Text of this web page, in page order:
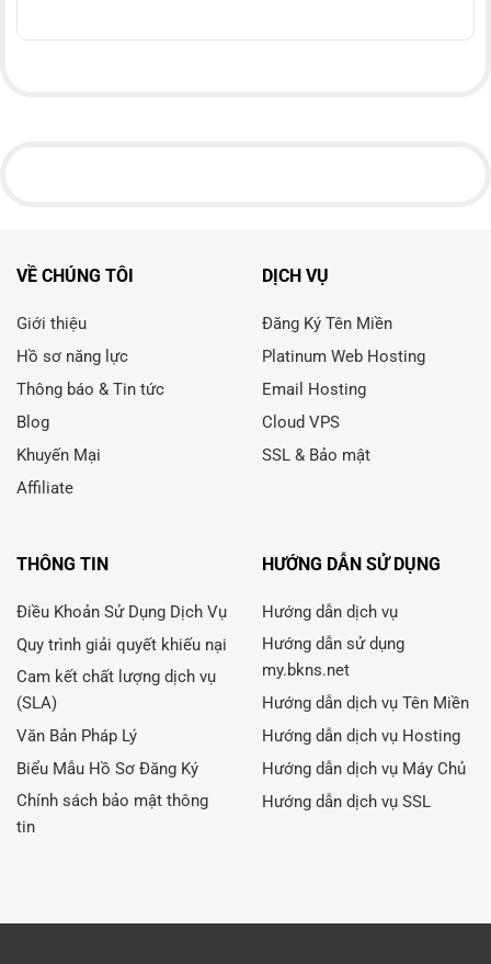
VỀ CHÚNG TÔI
Giới thiệu
Hồ sơ năng lực
Thông báo & Tin tức
Blog
Khuyến Mại
Affiliate
DỊCH VỤ
Đăng Ký Tên Miền
Platinum Web Hosting
Email Hosting
Cloud VPS
SSL & Bảo mật
THÔNG TIN
Điều Khoản Sử Dụng Dịch Vụ
Quy trình giải quyết khiếu nại
Cam kết chất lượng dịch vụ
(SLA)
Văn Bản Pháp Lý
Biểu Mẫu Hồ Sơ Đăng Ký
Chính sách bảo mật thông
tin
HƯỚNG DẪN SỬ DỤNG
Hướng dẫn dịch vụ
Hướng dẫn sử dụng
my.bkns.net
Hướng dẫn dịch vụ Tên Miền
Hướng dẫn dịch vụ Hosting
Hướng dẫn dịch vụ Máy Chủ
Hướng dẫn dịch vụ SSL